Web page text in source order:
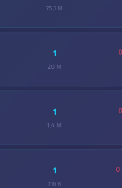
75,1 M
1
20 M
0
1
1,4 M
0
1
716 K
0